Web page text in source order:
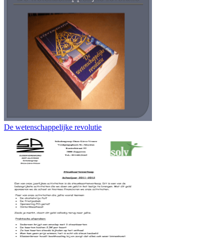
De wetenschappelijke revolutie